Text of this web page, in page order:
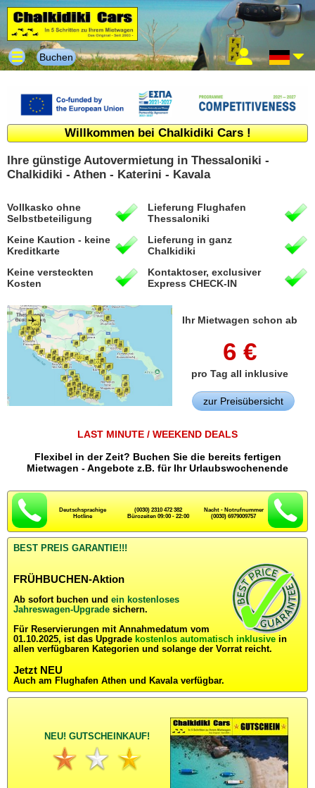
Buchen
Willkommen bei Chalkidiki Cars !
Ihre günstige Autovermietung in Thessaloniki -
Chalkidiki - Athen - Katerini - Kavala
Vollkasko ohne
Selbstbeteiligung
Lieferung Flughafen
Thessaloniki
Keine Kaution - keine
Kreditkarte
Lieferung in ganz
Chalkidiki
Keine versteckten
Kosten
Kontaktoser, exclusiver
Express CHECK-IN
Ihr Mietwagen schon ab
6 €
pro Tag all inklusive
zur Preisübersicht
LAST MINUTE / WEEKEND DEALS
Flexibel in der Zeit? Buchen Sie die bereits fertigen
Mietwagen - Angebote z.B. für Ihr Urlaubswochenende
Deutschsprachige
Hotline
(0030) 2310 472 382
Bürozeiten 09:00 - 22:00
Nacht - Notrufnummer
(0030) 6979009757
BEST PREIS GARANTIE!!!
FRÜHBUCHEN-Aktion
Ab sofort buchen und ein kostenloses
Jahreswagen-Upgrade sichern.
Für Reservierungen mit Annahmedatum vom
01.10.2025, ist das Upgrade kostenlos automatisch inklusive in
allen verfügbaren Kategorien und solange der Vorrat reicht.
Jetzt NEU
Auch am Flughafen Athen und Kavala verfügbar.
NEU! GUTSCHEINKAUF!